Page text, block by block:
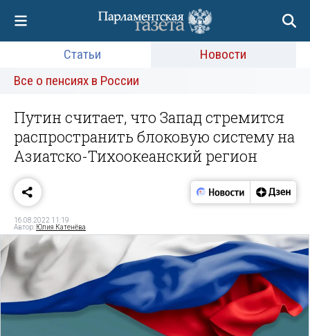
Статьи
Новости
Все о пенсиях в России
Путин считает, что Запад стремится
распространить блоковую систему на
Азиатско-Тихоокеанский регион
16.08.2022 11:19
Автор: Юлия Катенёва